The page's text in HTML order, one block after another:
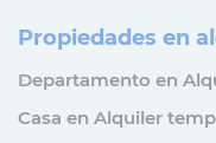
Propiedades en
Departamento en
Casa en Alquiler